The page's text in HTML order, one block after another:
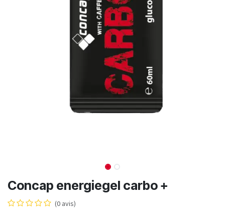
Concap energiegel carbo +
(0 avis)